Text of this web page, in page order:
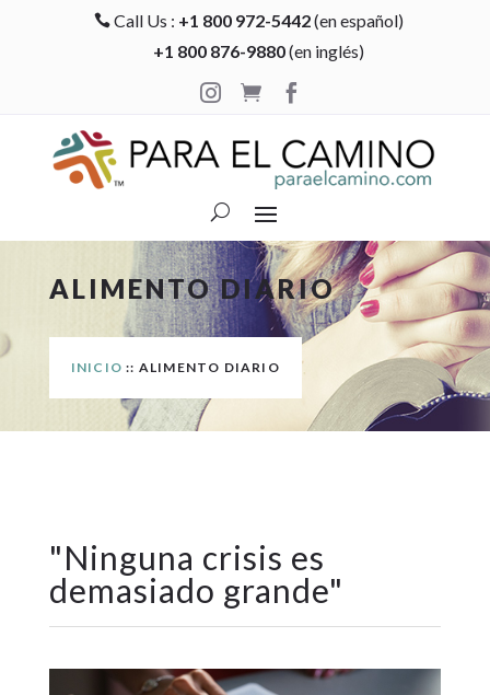
 Call Us : +1 800 972-5442(en español)
+1 800 876-9880(en inglés)

 
ALIMENTO DIARIO
INICIO :: ALIMENTO DIARIO
"Ninguna crisis es
demasiado grande"